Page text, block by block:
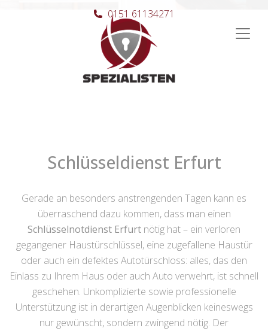
Hauptnavigation
0151 61134271
Schlüsseldienst Erfurt
Gerade an besonders anstrengenden Tagen kann es
überraschend dazu kommen, dass man einen
Schlüsselnotdienst Erfurt nötig hat – ein verloren
gegangener Haustürschlüssel, eine zugefallene Haustür
oder auch ein defektes Autotürschloss: alles, das den
Einlass zu Ihrem Haus oder auch Auto verwehrt, ist schnell
geschehen. Unkomplizierte sowie professionelle
Unterstützung ist in derartigen Augenblicken keineswegs
nur gewünscht, sondern zwingend nötig. Der